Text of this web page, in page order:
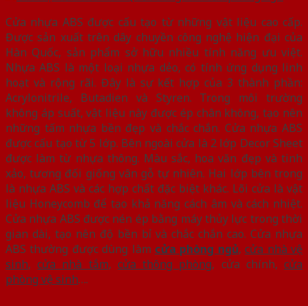
Cửa nhựa ABS được cấu tạo từ những vật liệu cao cấp.
Được sản xuất trên dây chuyền công nghệ hiện đại của
Hàn Quốc, sản phẩm sở hữu nhiều tính năng ưu việt.
Nhựa ABS là một loại nhựa dẻo, có tính ứng dụng linh
hoạt và rộng rãi. Đây là sự kết hợp của 3 thành phần:
Acrylonitrile, Butadien và Styren. Trong môi trường
không áp suất, vật liệu này được ép chân không, tạo nên
những tấm nhựa bền đẹp và chắc chắn. Cửa nhựa ABS
được cấu tạo từ 5 lớp. Bên ngoài cửa là 2 lớp Decor Sheet
được làm từ nhựa thông. Màu sắc, hoa văn đẹp và tinh
xảo, tương đối giống vân gỗ tự nhiên. Hai lớp bên trong
là nhựa ABS và các hợp chất đặc biệt khác. Lõi cửa là vật
liệu Honeycomb để tạo khả năng cách âm và cách nhiệt.
Cửa nhựa ABS được nén ép bằng máy thủy lực trong thời
gian dài, tạo nên độ bền bỉ và chắc chắn cao. Cửa nhựa
ABS thường được dùng làm cửa phòng ngủ,cửa nhà vệ
sinh,cửa nhà tắm, cửa thông phòng, cửa chính,cửa
phòng vệ sinh….